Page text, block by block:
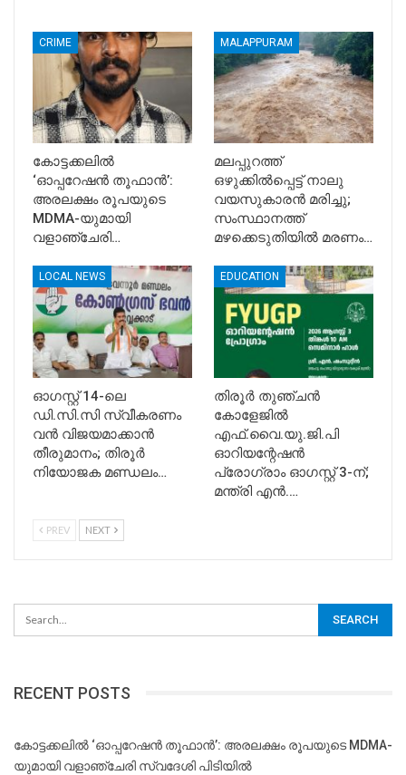
CRIME
കോട്ടക്കലിൽ
‘ഓപ്പറേഷൻ തൂഫാൻ’:
അരലക്ഷം രൂപയുടെ
MDMA-യുമായി
വളാഞ്ചേരി…
MALAPPURAM
മലപ്പുറത്ത്
ഒഴുക്കിൽപ്പെട്ട് നാലു
വയസുകാരൻ മരിച്ചു;
സംസ്ഥാനത്ത്
മഴക്കെടുതിയിൽ മരണം…
LOCAL NEWS
ഓഗസ്റ്റ് 14-ലെ
ഡി.സി.സി സ്വീകരണം
വൻ വിജയമാക്കാൻ
തീരുമാനം; തിരൂർ
നിയോജക മണ്ഡലം…
EDUCATION
​തിരൂർ തുഞ്ചൻ
കോളേജിൽ
എഫ്.വൈ.യു.ജി.പി
ഓറിയന്റേഷൻ
പ്രോഗ്രാം ഓഗസ്റ്റ് 3-ന്;
മന്ത്രി എൻ.…
PREV NEXT
RECENT POSTS
കോട്ടക്കലിൽ ‘ഓപ്പറേഷൻ തൂഫാൻ’: അരലക്ഷം രൂപയുടെ MDMA-
യുമായി വളാഞ്ചേരി സ്വദേശി പിടിയിൽ